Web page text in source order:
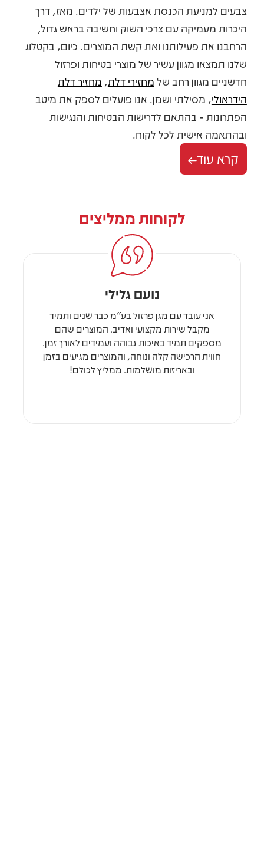
צבעים למניעת הכנסת אצבעות של ילדים. מאז, דרך
היכרות מעמיקה עם צרכי השוק וחשיבה בראש גדול,
הרחבנו את פעילותנו ואת קשת המוצרים. כיום, בקטלוג
שלנו תמצאו מגוון עשיר של מוצרי בטיחות ופרזול
חדשניים מגוון רחב של מחזירי דלת, מחזיר דלת
הידראולי, מסילתי ושמן. אנו פועלים לספק את מיטב
הפתרונות - בהתאם לדרישות הבטיחות והנגישות
ובהתאמה אישית לכל לקוח.
קרא עוד
לקוחות ממליצים
נועם גלילי
אני עובד עם מגן פרזול בע"מ כבר שנים ותמיד
מקבל שירות מקצועי ואדיב. המוצרים שהם
מספקים תמיד באיכות גבוהה ועמידים לאורך זמן.
חווית הרכישה קלה ונוחה, והמוצרים מגיעים בזמן
ובאריזות מושלמות. ממליץ לכולם!